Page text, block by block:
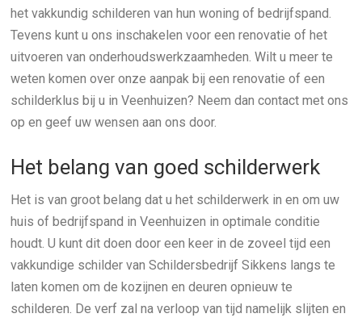
het vakkundig schilderen van hun woning of bedrijfspand.
Tevens kunt u ons inschakelen voor een renovatie of het
uitvoeren van onderhoudswerkzaamheden. Wilt u meer te
weten komen over onze aanpak bij een renovatie of een
schilderklus bij u in Veenhuizen? Neem dan contact met ons
op en geef uw wensen aan ons door.
Het belang van goed schilderwerk
Het is van groot belang dat u het schilderwerk in en om uw
huis of bedrijfspand in Veenhuizen in optimale conditie
houdt. U kunt dit doen door een keer in de zoveel tijd een
vakkundige schilder van Schildersbedrijf Sikkens langs te
laten komen om de kozijnen en deuren opnieuw te
schilderen. De verf zal na verloop van tijd namelijk slijten en